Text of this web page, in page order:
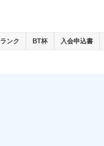
ランク BT杯 入会申込書